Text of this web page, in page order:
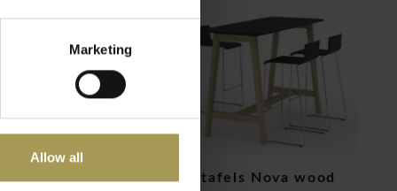
Marketing
Allow all
bench HPL of
Hoge tafels Nova wood